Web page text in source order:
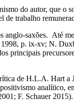
do autor, que o
de trabalho
saxões. Até
p. ix-xv; N.
de H.L.A. Hart
analítico,
F. Schauer 2015).